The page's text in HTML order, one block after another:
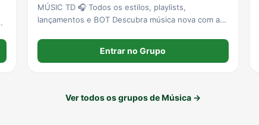
MÚSIC TD 🎧 Todos os estilos, playlists,
lançamentos e BOT Descubra música nova com a
Entrar no Grupo
Ver todos os grupos de Música →